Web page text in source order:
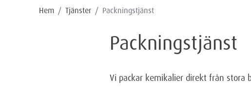
Hem Tjänster Packningstjänst
Packningstjänst
Vi packar kemikalier direkt från stora